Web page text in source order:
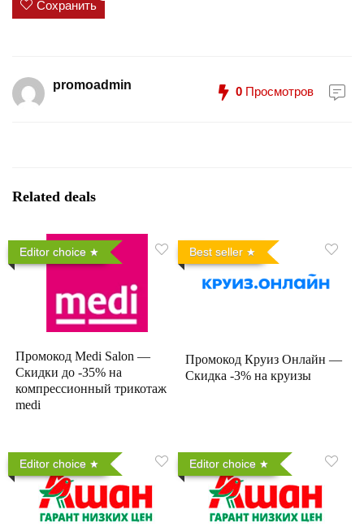
Сохранить
promoadmin 0 Просмотров
Related deals
Editor choice
Промокод Medi Salon —
Скидки до -35% на
компрессионный трикотаж
medi
Best seller
Промокод Круиз Онлайн —
Скидка -3% на круизы
Editor choice Editor choice